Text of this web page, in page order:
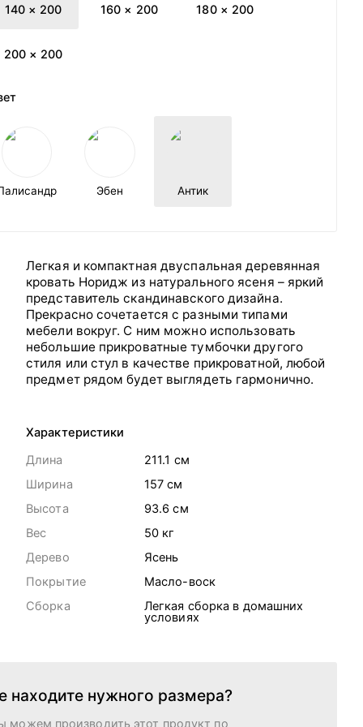
140 × 200 160 × 200 180 × 200
200 × 200
Эбен Антик
Легкая и компактная двуспальная деревянная
кровать Норидж из натурального ясеня – яркий
представитель скандинавского дизайна.
Прекрасно сочетается с разными типами
мебели вокруг. С ним можно использовать
небольшие прикроватные тумбочки другого
стиля или стул в качестве прикроватной, любой
предмет рядом будет выглядеть гармонично.
Характеристики
Длина
211.1 cм
Ширина
157 cм
Высота
93.6 cм
Вес
50 кг
Дерево
Ясень
Покрытие
Масло-воск
Сборка
Легкая сборка в домашних
условиях
находите нужного размера?
можем производить этот продукт по